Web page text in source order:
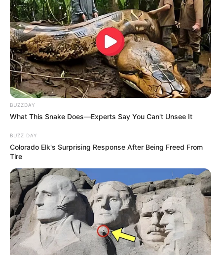
BUZZDAY
What This Snake Does—Experts Say You Can't Unsee It
BUZZ DAY
Colorado Elk's Surprising Response After Being Freed From
Tire